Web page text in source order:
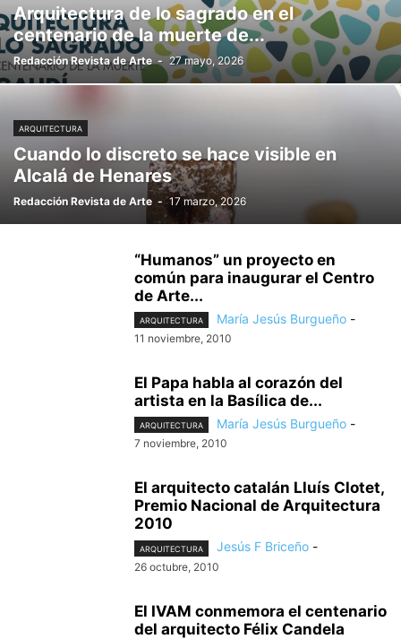
Arquitectura de lo sagrado en el
centenario de la muerte de...
Redacción Revista de Arte - 27 mayo, 2026
ARQUITECTURA
Cuando lo discreto se hace visible en
Alcalá de Henares
Redacción Revista de Arte - 17 marzo, 2026
“Humanos” un proyecto en
común para inaugurar el Centro
de Arte...
ARQUITECTURA María Jesús Burgueño -
11 noviembre, 2010
El Papa habla al corazón del
artista en la Basílica de...
ARQUITECTURA María Jesús Burgueño -
7 noviembre, 2010
El arquitecto catalán Lluís Clotet,
Premio Nacional de Arquitectura
2010
ARQUITECTURA Jesús F Briceño -
26 octubre, 2010
El IVAM conmemora el centenario
del arquitecto Félix Candela